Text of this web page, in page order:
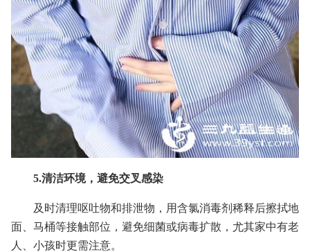
5.清洁环境，避免交叉感染
及时清理呕吐物和排泄物，用含氯消毒剂稀释后擦拭地
面、马桶等接触部位，避免细菌或病毒扩散，尤其家中有老
人、小孩时更需注意。